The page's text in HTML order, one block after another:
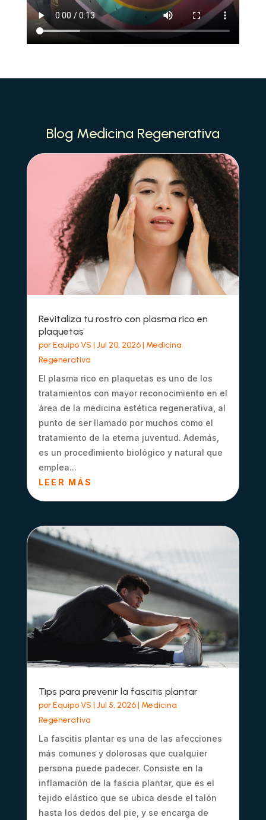
Blog Medicina Regenerativa
Revitaliza tu rostro con plasma rico en
plaquetas
porEquipo VS | Jul 20, 2026| Medicina
Regenerativa
El plasma rico en plaquetas es uno de los
tratamientos con mayor reconocimiento en el
área de la medicina estética regenerativa, al
punto de ser llamado por muchos como el
tratamiento de la eterna juventud. Además,
es un procedimiento biológico y natural que
emplea...
LEER MÁS
Tips para prevenir la fascitis plantar
porEquipo VS | Jul 5, 2026| Medicina
Regenerativa
La fascitis plantar es una de las afecciones
más comunes y dolorosas que cualquier
persona puede padecer. Consiste en la
inflamación de la fascia plantar, que es el
tejido elástico que se ubica desde el talón
hasta los dedos del pie, y se encarga de